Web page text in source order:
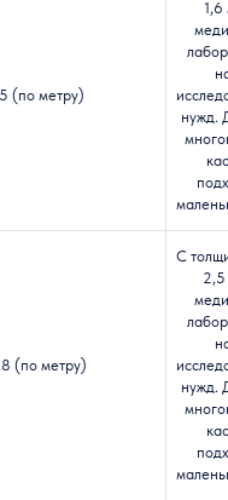
(по метру)
1,6
нужд.
(по метру)
С
нужд.